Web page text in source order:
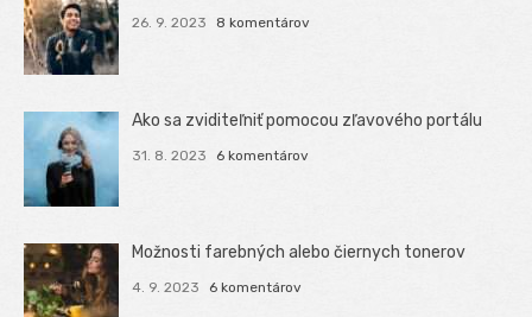
26. 9. 2023 8 komentárov
Ako sa zviditeľniť pomocou zľavového portálu
31. 8. 2023 6 komentárov
Možnosti farebných alebo čiernych tonerov
4. 9. 2023 6 komentárov